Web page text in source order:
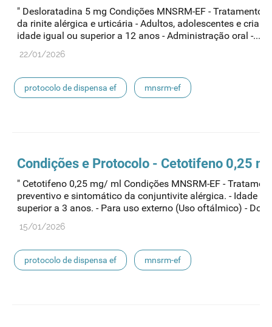
" Desloratadina 5 mg Condições MNSRM-EF - Tratamento
da rinite alérgica e urticária - Adultos, adolescentes e
idade igual ou superior a 12 anos - Administração oral -..."
22/01/2026
protocolo de dispensa ef mnsrm-ef
Condições e Protocolo - Cetotifeno 0,25
" Cetotifeno 0,25 mg/ ml Condições MNSRM-EF -
preventivo e sintomático da conjuntivite alérgica. - Idade
superior a 3 anos. - Para uso externo (Uso oftálmico) -
15/01/2026
protocolo de dispensa ef mnsrm-ef